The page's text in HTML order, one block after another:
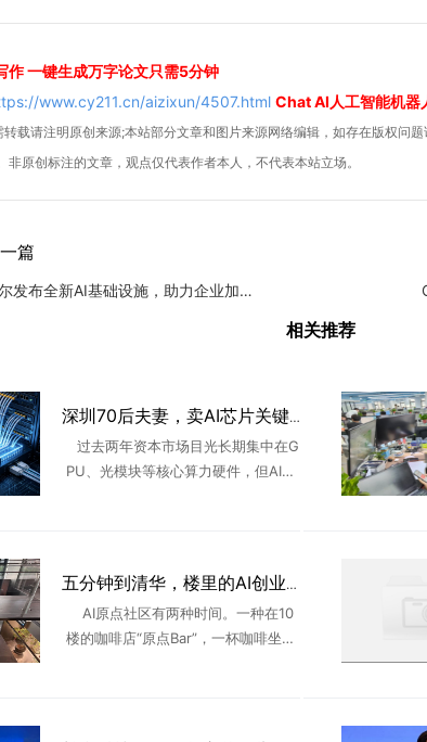
作 一键生成万字论文只需5分钟
www.cy211.cn/aizixun/4507.html Chat AI人工智能机器
转载请注明原创来源;本站部分文章和图片来源网络编辑，如存在版权问
非原创标注的文章，观点仅代表作者本人，不代表本站立场。
篇
​戴尔发布全新AI基础设施，助力企业加速人工智能转型
相关推荐
深圳70后夫妻，卖AI芯片关键配件，年入21亿！全球第一
过去两年资本市场目光长期集中在G
PU、光模块等核心算力硬件，但AI创
五分钟到清华，楼里的AI创业众生相
AI原点社区有两种时间。一种在10
楼的咖啡店“原点Bar”，一杯咖啡坐一